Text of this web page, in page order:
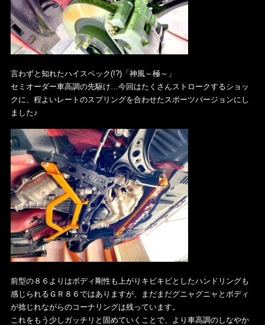
言わずと知れたハイスペック(!?)「神風～極～」
セミオーダー車高調の先駆け…今回はたくさんストロークするショッ
クに、程よいレートのスプリングを合わせたスポーツバージョンにし
ました♪
前型の８６よりはボディ剛性も上がりキビキビとしたハンドリングも
感じられるＧＲ８６ではありますが、まだまだグニャグニャとボディ
が捻じれながらのコーナリングは残っています。
これをもう少しガッチリと固めていくことで、より車高調のしなやか